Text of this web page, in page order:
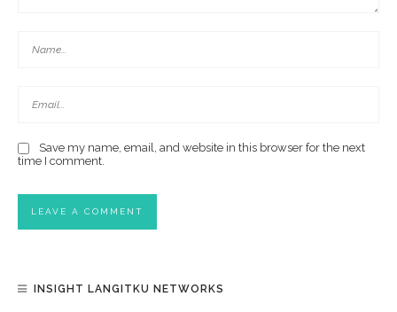
Save my name, email, and website in this browser for the next
time I comment.
INSIGHT LANGITKU NETWORKS